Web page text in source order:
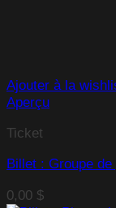
Ajouter à la
Aperçu
Ticket
Billet : Groupe
0,00 $